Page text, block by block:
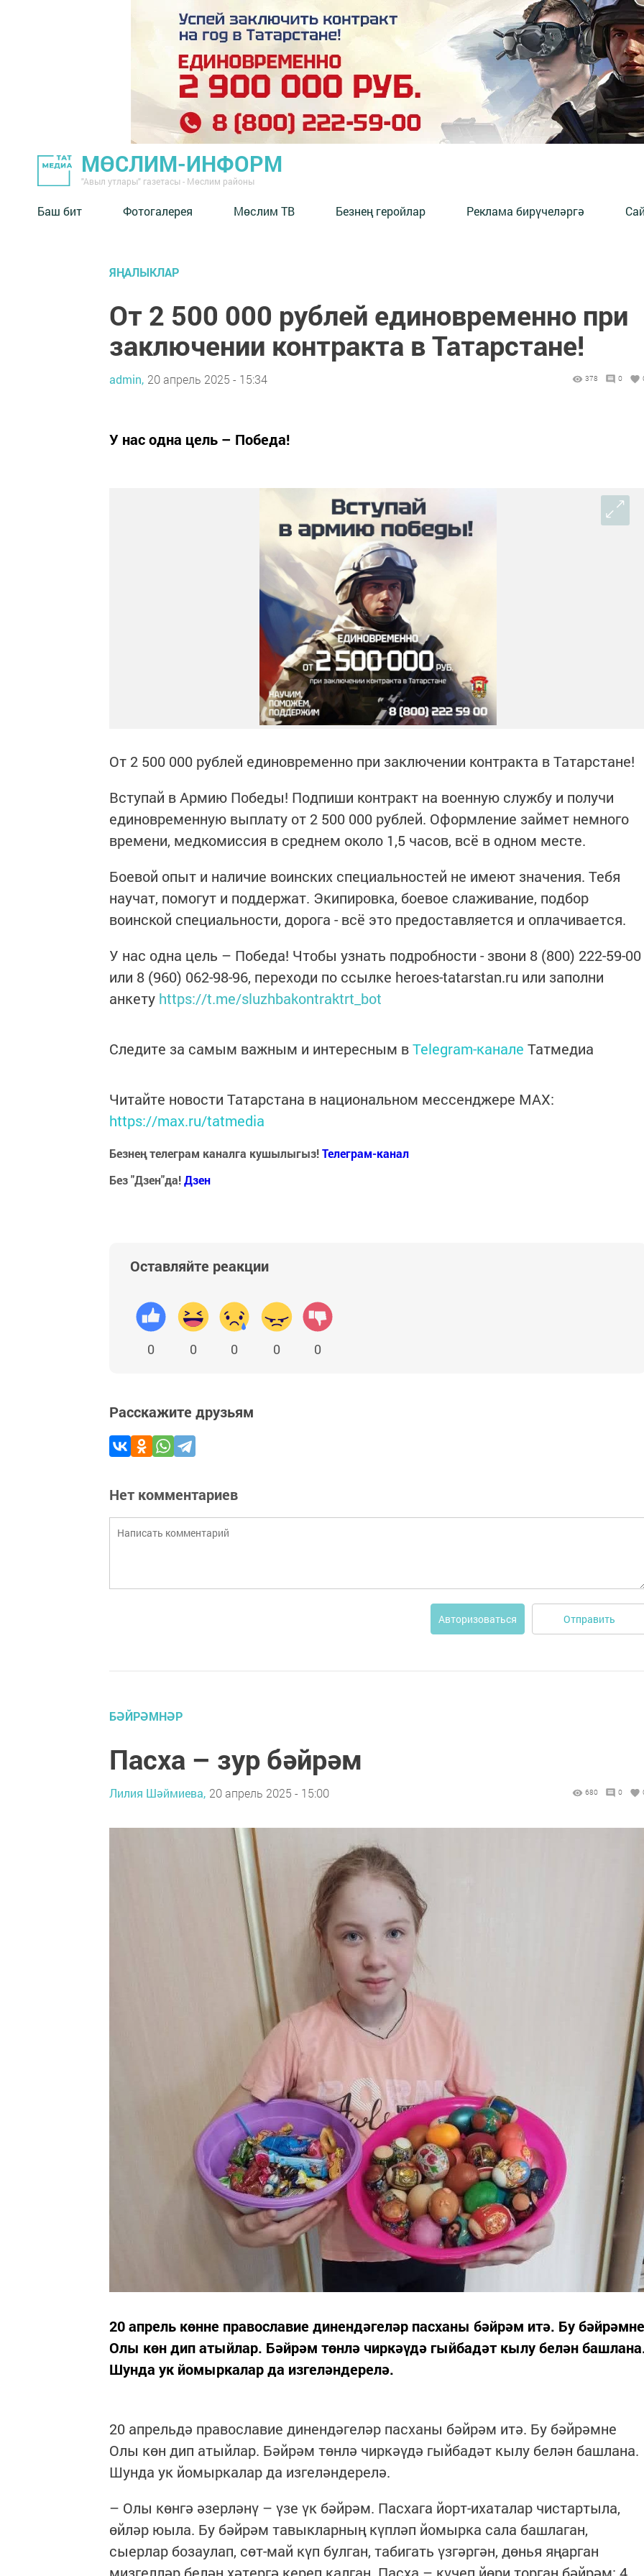
МӨСЛИМ-ИНФОРМ
"Авыл утлары" газетасы - Мөслим районы
Баш бит Фотогалерея Мөслим ТВ Безнең геройлар Реклама бирүчеләргә
ЯҢАЛЫКЛАР
От 2 500 000 рублей единовременно при
заключении контракта в Татарстане!
admin, 20 апрель 2025 - 15:34 378 0
У нас одна цель – Победа!
От 2 500 000 рублей единовременно при заключении контракта в Татарстане!
Вступай в Армию Победы! Подпиши контракт на военную службу и получи
единовременную выплату от 2 500 000 рублей. Оформление займет немного
времени, медкомиссия в среднем около 1,5 часов, всё в одном месте.
Боевой опыт и наличие воинских специальностей не имеют значения. Тебя
научат, помогут и поддержат. Экипировка, боевое слаживание, подбор
воинской специальности, дорога - всё это предоставляется и оплачивается.
У нас одна цель – Победа! Чтобы узнать подробности - звони 8 (800) 222-59-00
или 8 (960) 062-98-96, переходи по ссылке heroes-tatarstan.ru или заполни
анкету https://t.me/sluzhbakontraktrt_bot
Следите за самым важным и интересным вTelegram-канале Татмедиа
Читайте новости Татарстана в национальном мессенджере MАХ:
https://max.ru/tatmedia
Безнең телеграм каналга кушылыгыз!Телеграм-канал
Без "Дзен"да!Дзен
Оставляйте реакции
0 0 0 0 0
Расскажите друзьям
Нет комментариев
Авторизоваться Отправить
БӘЙРӘМНӘР
Пасха – зур бәйрәм
Лилия Шәймиева, 20 апрель 2025 - 15:00 680 0
20 апрель көнне православие динендәгеләр пасханы бәйрәм итә. Бу бәйрәмне
Олы көн дип атыйлар. Бәйрәм төнлә чиркәүдә гыйбадәт кылу белән
Шунда ук йомыркалар да изгеләндерелә.
20 апрельдә православие динендәгеләр пасханы бәйрәм итә. Бу бәйрәмне
Олы көн дип атыйлар. Бәйрәм төнлә чиркәүдә гыйбадәт кылу белән башлана.
Шунда ук йомыркалар да изгеләндерелә.
– Олы көнгә әзерләнү – үзе үк бәйрәм. Пасхага йорт-ихаталар чистартыла,
өйләр юыла. Бу бәйрәм тавыкларның күпләп йомырка сала башлаган,
сыерлар бозаулап, сөт-май күп булган, табигать үзгәргән, дөнья яңарган